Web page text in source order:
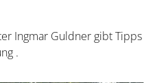
Ingmar Guldner gibt
.